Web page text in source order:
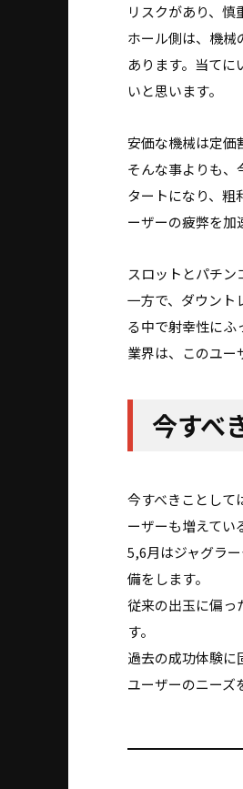
リスクがあり、慎
ホール側は、機械
あります。当て
いと思います。
安価な機械は定価
そんな事よりも、
タートになり、粗
ーザーの疲弊を加
スロットとパチ
一方で、ダウント
る中で射幸性にふ
業界は、このユー
今すべ
今すべきことして
ーザーも増えてい
5,6月はジャグラ
備をします。
従来の出玉に偏っ
す。
過去の成功体験に
ユーザーのニーズ